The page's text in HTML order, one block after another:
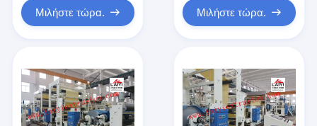
μηχανών ολόκληρος
Μιλήστε τώρα. Μιλήστε τώρα.